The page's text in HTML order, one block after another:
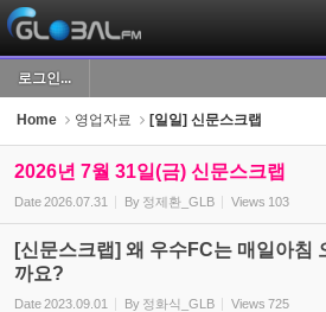
로그인...
Home 영업자료 [일일] 신문스크랩
2026년 7월 31일(금) 신문스크랩
Date2026.07.31 By 정제환_GLB Views 103
[신문스크랩] 왜 우수FC는 매일아침
까요?
Date2023.09.01 By 정화식_GLB Views 725
Sketchbook5, 스케
Sketchbook5, 스케